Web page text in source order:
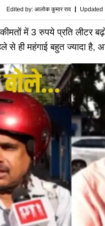
Edited by: आलोक कुमार राव Updated
में 3 रुपये प्रति लीटर
से ही महंगाई बहुत ज्यादा